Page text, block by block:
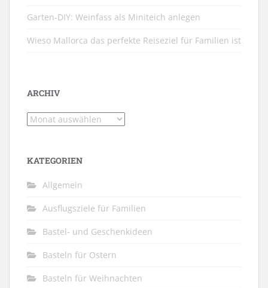
Garten-DIY: Weinfass als Miniteich anlegen
Wieso Mallorca das perfekte Reiseziel für Familien ist
ARCHIV
Archiv
KATEGORIEN
Allgemein
Ausflugsziele für Familien
Bastel- und Geschenkideen
Basteln für Ostern
Basteln für Weihnachten